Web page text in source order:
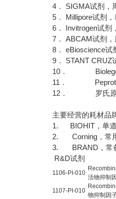
4． SIGMA试剂，
5． Millipore试剂
6． Invitrogen试剂
7． ABCAM试剂
8． eBioscience试
9． STANT CRUZ
10． Biolegend
11． Peprotech
12． 罗氏原料
主要经营的耗材品
1. BIOHIT，单道
2. Corning，常
3. BRAND，常
R&D试剂
1106-PI-010
活物抑制
1107-PI-010
物抑制因